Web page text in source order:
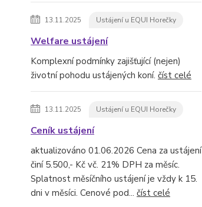
13.11.2025 Ustájení u EQUI Horečky
Welfare ustájení
Komplexní podmínky zajišťující (nejen)
životní pohodu ustájených koní. číst celé
13.11.2025 Ustájení u EQUI Horečky
Ceník ustájení
aktualizováno 01.06.2026 Cena za ustájení
činí 5.500,- Kč vč. 21% DPH za měsíc.
Splatnost měsíčního ustájení je vždy k 15.
dni v měsíci. Cenové pod... číst celé